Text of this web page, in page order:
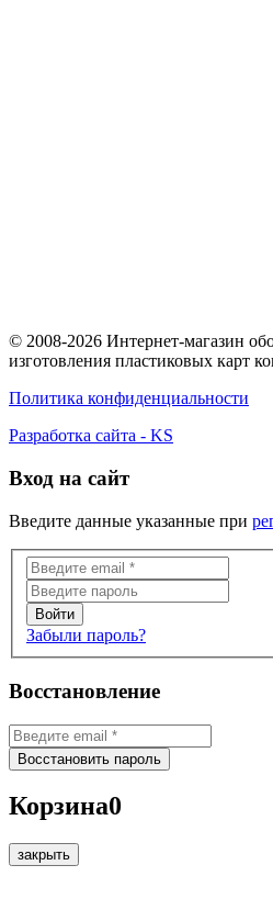
© 2008-2026 Интернет-магазин
изготовления пластиковых карт
Политика конфиденциальности
Разработка сайта - KS
Вход на сайт
Введите данные указанные при
Забыли пароль?
Восстановление
Корзина0
закрыть